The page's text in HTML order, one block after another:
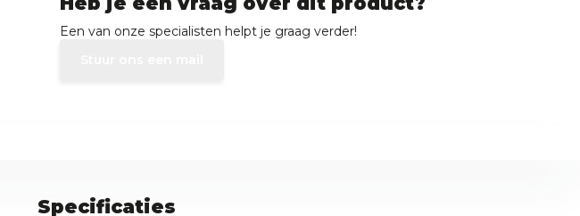
Een van onze specialisten helpt je graag verder!
Specificaties